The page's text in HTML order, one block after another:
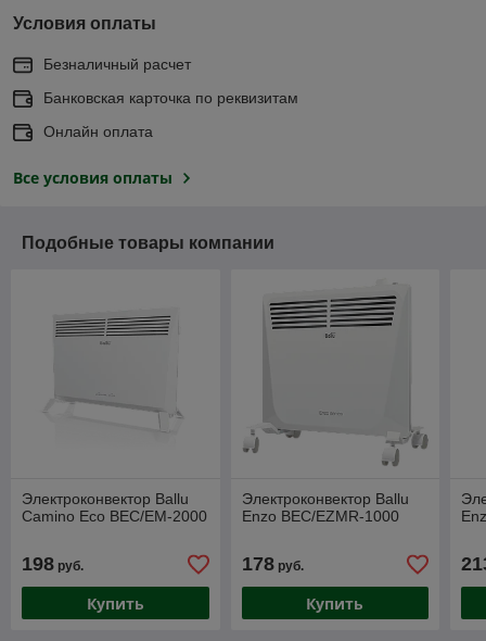
Условия оплаты
Безналичный расчет
Банковская карточка по реквизитам
Онлайн оплата
Все условия оплаты
Подобные товары компании
Электроконвектор Ballu
Camino Eco BEC/EM-2000
198 руб.
Купить
Электроконвектор Ballu
Enzo BEC/EZMR-1000
178руб.
Купить